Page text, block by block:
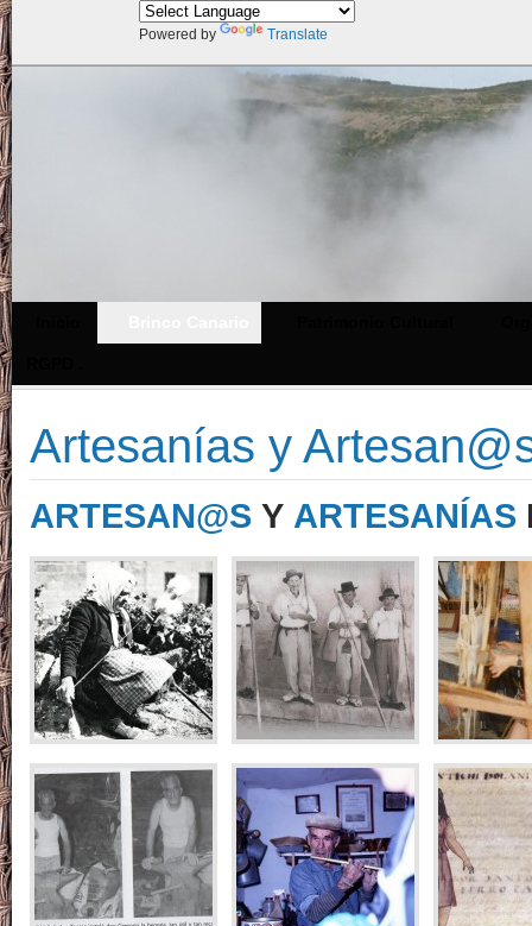
Powered by Translate
Artesanías y
ARTESAN@S Y ARTESANÍAS